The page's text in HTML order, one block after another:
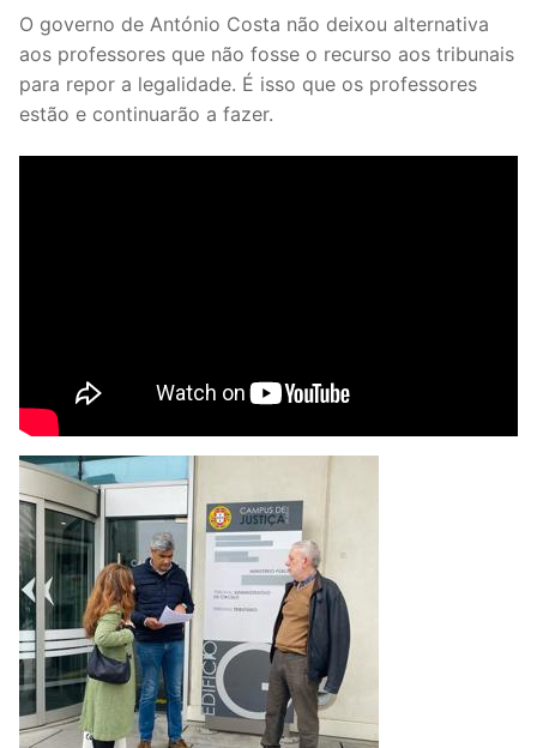
O governo de António Costa não deixou alternativa
aos professores que não fosse o recurso aos tribunais
para repor a legalidade. É isso que os professores
estão e continuarão a fazer.